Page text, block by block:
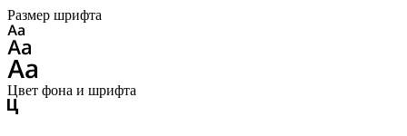
Размер шрифта
Цвет фона и шрифта